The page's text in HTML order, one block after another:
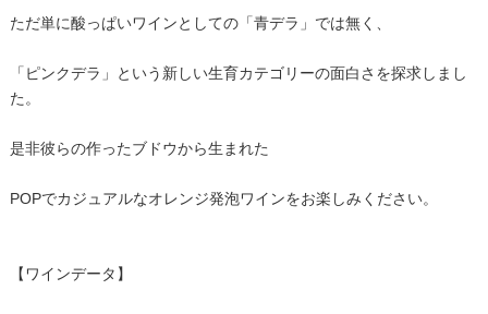
ただ単に酸っぱいワインとしての「青デラ」では無く、
「ピンクデラ」という新しい生育カテゴリーの面白さを探求しまし
た。
是非彼らの作ったブドウから生まれた
POPでカジュアルなオレンジ発泡ワインをお楽しみください。
【ワインデータ】